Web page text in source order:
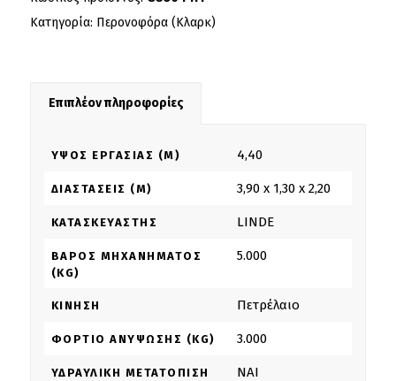
Κατηγορία: Περονοφόρα (Κλαρκ)
Επιπλέον πληροφορίες
ΎΨΟΣ ΕΡΓΑΣΊΑΣ (M) 4,40
ΔΙΑΣΤΆΣΕΙΣ (M) 3,90 x 1,30 x 2,20
ΚΑΤΑΣΚΕΥΑΣΤΉΣ LINDE
ΒΆΡΟΣ ΜΗΧΑΝΉΜΑΤΟΣ
(KG)
5.000
ΚΊΝΗΣΗ Πετρέλαιο
ΦΟΡΤΊΟ ΑΝΎΨΩΣΗΣ (KG) 3.000
ΥΔΡΑΥΛΙΚΉ ΜΕΤΑΤΌΠΙΣΗ NAI